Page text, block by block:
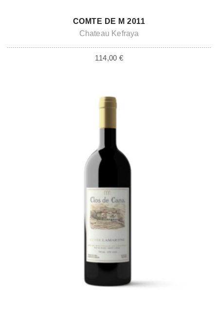
ADD TO CART
COMTE DE M 2011
Chateau Kefraya
114,00 €